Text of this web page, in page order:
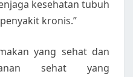
kesehatan tubuh
kronis.”
yang sehat dan
sehat yang